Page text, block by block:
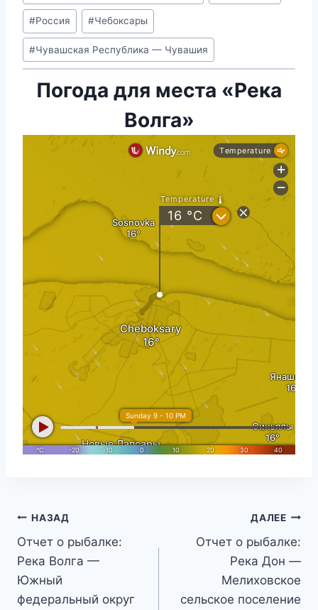
#Россия #Чебоксары
#Чувашская Республика — Чувашия
Погода для места «Река
Волга»
Навигация
по
записям
НАЗАД
Отчет о рыбалке:
Река Волга —
Южный
федеральный округ
ДАЛЕЕ
Отчет о рыбалке:
Река Дон —
Мелиховское
сельское поселение